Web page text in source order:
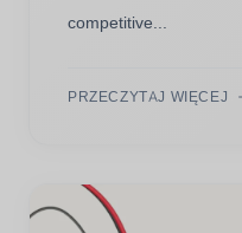
competitive...
PRZECZYTAJ WIĘCEJ